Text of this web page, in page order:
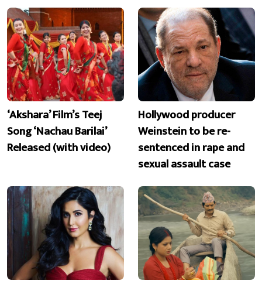
‘Akshara’ Film’s Teej
Song ‘Nachau Barilai’
Released (with video)
Hollywood producer
Weinstein to be re-
sentenced in rape and
sexual assault case